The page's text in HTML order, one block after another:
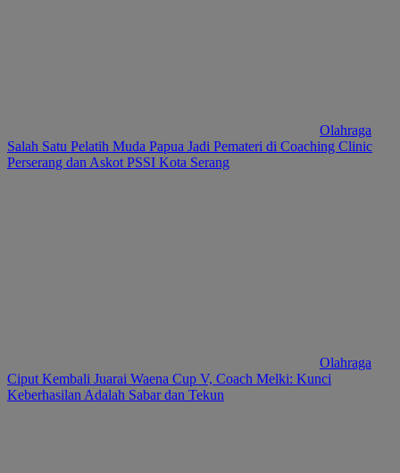
Olahraga
Salah Satu Pelatih Muda Papua Jadi Pemateri di Coaching Clinic
Perserang dan Askot PSSI Kota Serang
Olahraga
Ciput Kembali Juarai Waena Cup V, Coach Melki: Kunci
Keberhasilan Adalah Sabar dan Tekun